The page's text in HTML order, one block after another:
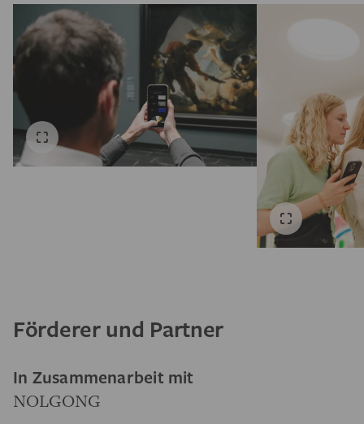
Förderer und Partner
In Zusammenarbeit mit
NOLGONG